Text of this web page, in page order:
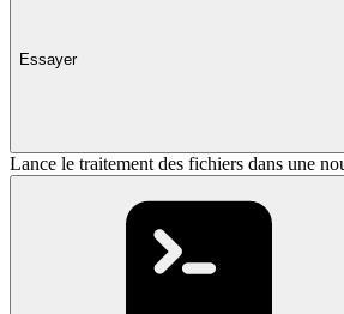
Essayer
Lance le traitement des fichiers dans une